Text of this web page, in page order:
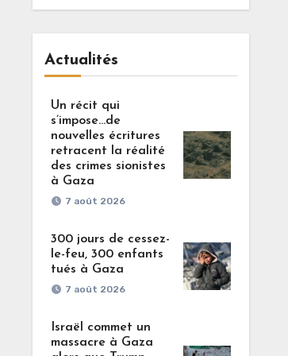
Actualités
Un récit qui
s’impose…de
nouvelles écritures
retracent la réalité
des crimes sionistes
à Gaza
7 août 2026
300 jours de cessez-
le-feu, 300 enfants
tués à Gaza
7 août 2026
Israël commet un
massacre à Gaza